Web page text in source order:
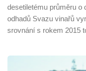
desetiletému průměru o
odhadů Svazu vinařů
srovnání s rokem 2015